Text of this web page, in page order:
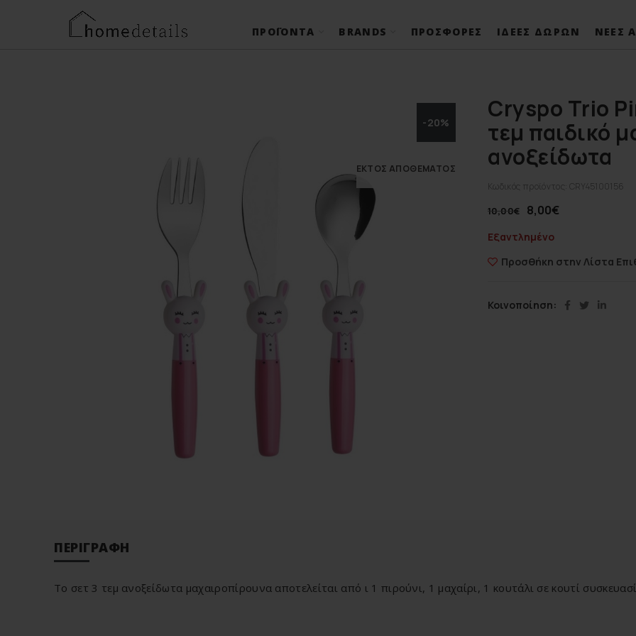
ΠΡΟΪΌΝΤΑ BRANDS ΠΡΟΣΦΟΡΈΣ ΙΔΈΕΣ ΔΏΡΩΝ ΝΈΕΣ
-20%
ΕΚΤΌΣ ΑΠΟΘΈΜΑΤΟΣ
Cryspo Trio
τεμ παιδικό
ανοξείδωτα
Κωδικός προϊόντος: CRY45100156
10,00€ 8,00€
Εξαντλημένο
Προσθήκη στην Λίστα
Κοινοποίηση
ΠΕΡΙΓΡΑΦΉ
Το σετ 3 τεμ ανοξείδωτα μαχαιροπίρουνα αποτελείται από ι 1 πιρούνι, 1 μαχαίρι, 1 κουτάλι σε κουτί